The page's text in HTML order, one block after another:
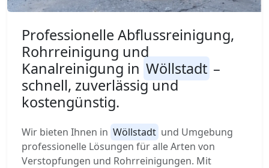
Professionelle Abflussreinigung,
Rohrreinigung und
Kanalreinigung in Wöllstadt –
schnell, zuverlässig und
kostengünstig.
Wir bieten Ihnen in Wöllstadt und Umgebung
professionelle Lösungen für alle Arten von
Verstopfungen und Rohrreinigungen. Mit